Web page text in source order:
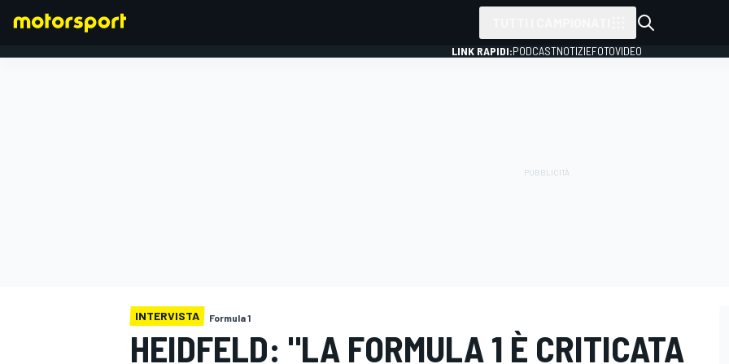
LINK RAPIDI:PODCASTNOTIZIEFOTOVIDEO
INTERVISTA Formula 1
HEIDFELD: "LA FORMULA 1 È CRITICATA